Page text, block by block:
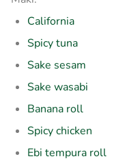
California
Spicy tuna
Sake sesam
Sake wasabi
Banana roll
Spicy chicken
Ebi tempura roll